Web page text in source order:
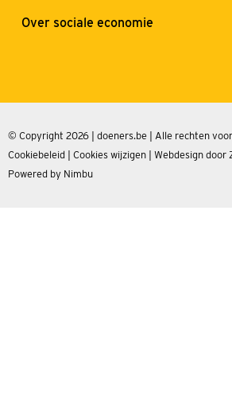
Over sociale economie
© Copyright 2026 | doeners.be | Alle rechten
Cookiebeleid
Cookies wijzigen Webdesign door
Powered by Nimbu